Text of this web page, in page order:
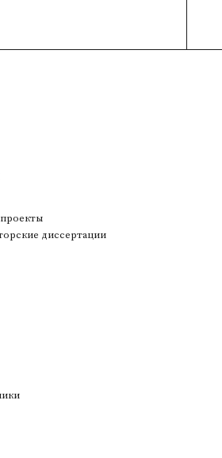
диссертации